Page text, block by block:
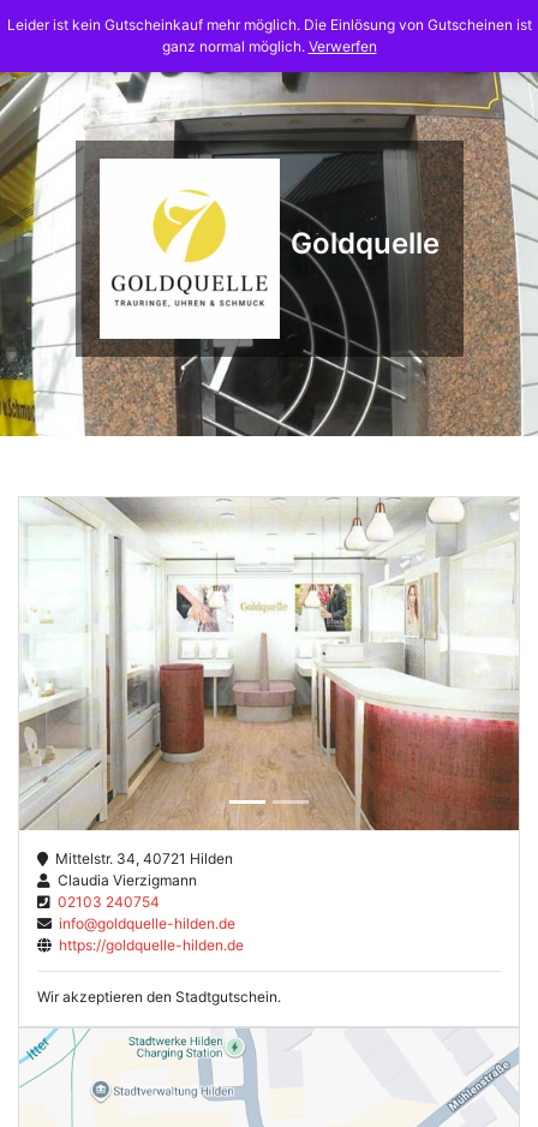
to
Goldquelle
Previous Next
Mittelstr. 34, 40721 Hilden
Claudia Vierzigmann
02103 240754
info@goldquelle-hilden.de
https://goldquelle-hilden.de
Wir akzeptieren den Stadtgutschein.
Leider ist kein Gutscheinkauf mehr möglich. Die Einlösung von Gutscheinen ist
ganz normal möglich. Verwerfen